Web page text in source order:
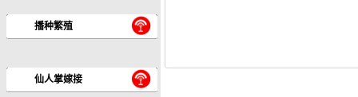
播种繁殖
仙人掌嫁接